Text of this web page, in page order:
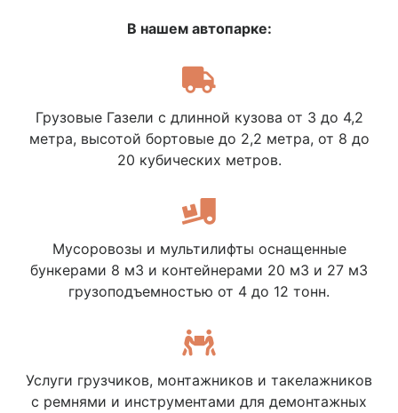
В нашем автопарке:
Грузовые Газели с длинной кузова от 3 до 4,2
метра, высотой бортовые до 2,2 метра, от 8 до
20 кубических метров.
Мусоровозы и мультилифты оснащенные
бункерами 8 м3 и контейнерами 20 м3 и 27 м3
грузоподъемностью от 4 до 12 тонн.
Услуги грузчиков, монтажников и такелажников
с ремнями и инструментами для демонтажных